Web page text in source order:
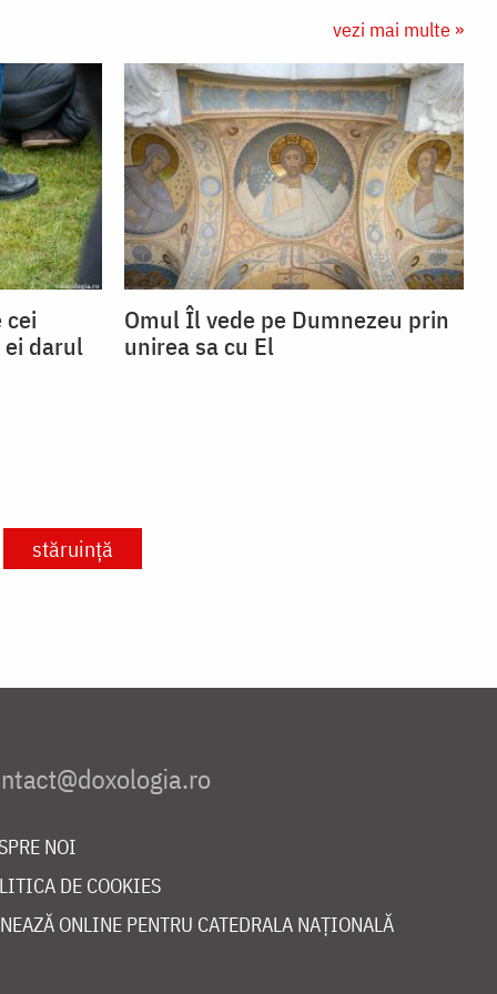
vezi mai multe »
cei
ei darul
Omul Îl vede pe Dumnezeu prin
unirea sa cu El
stăruință
NOI
DE COOKIES
ONLINE PENTRU CATEDRALA NAȚIONALĂ